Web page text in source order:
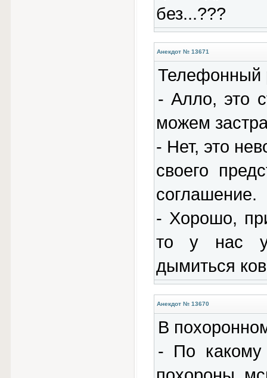
без...???
Анекдот № 13671
Телефонный
- Алло, это
можем
- Нет, это
своего
соглашение.
- Хорошо,
то у нас
дымиться
Анекдот № 13670
В
- По какому